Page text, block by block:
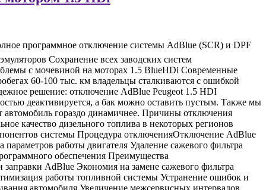
программное отключение системы AdBlue (SCR) и DPF
Сохранение всех заводских систем
с мочевиной на моторах 1.5 BlueHDi Современные
60-100 тыс. км владельцы сталкиваются с ошибкой
решение: отключение AdBlue Peugeot 1.5 HDI
деактивируется, а бак можно оставить пустым. Также мы
автомобиль гораздо динамичнее. Причины отключения
качество дизельного топлива в некоторых регионов
системы Процедура отключенияОтключение AdBlue
работы двигателя Удаление сажевого фильтра
обеспечения Преимущества
AdBlue Экономия на замене сажевого фильтра
работы топливной системы Устранение ошибок и
автомобиля Увеличение межсервисных интервалов